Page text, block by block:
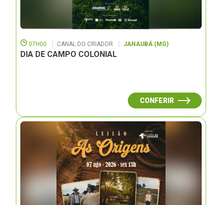
07H00 CANAL DO CRIADOR JANAUBÁ (MG)
DIA DE CAMPO COLONIAL
CONFERIR